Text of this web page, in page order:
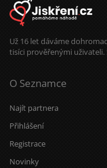
Už 16 let dáváme
tisíci prověřenými uživateli.
O Seznamce
Najít partnera
Přihlášení
Registrace
Novinky